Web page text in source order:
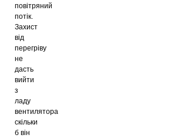
повітряний
потік.
Захист
від
перегріву
не
дасть
вийти
з
ладу
вентилятора
скільки
б він